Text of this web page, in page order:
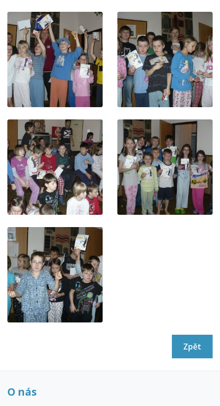
Zpět
O nás